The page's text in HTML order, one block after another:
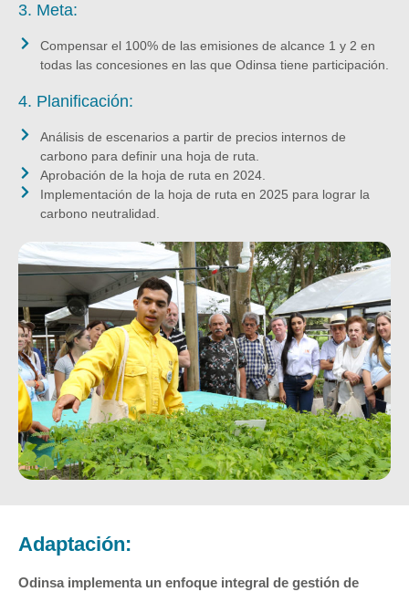
3. Meta:
Compensar el 100% de las emisiones de alcance 1 y 2 en
todas las concesiones en las que Odinsa tiene participación.
4. Planificación:
Análisis de escenarios a partir de precios internos de
carbono para definir una hoja de ruta.
Aprobación de la hoja de ruta en 2024.
Implementación de la hoja de ruta en 2025 para lograr la
carbono neutralidad.
Adaptación:
Odinsa implementa un enfoque integral de gestión de